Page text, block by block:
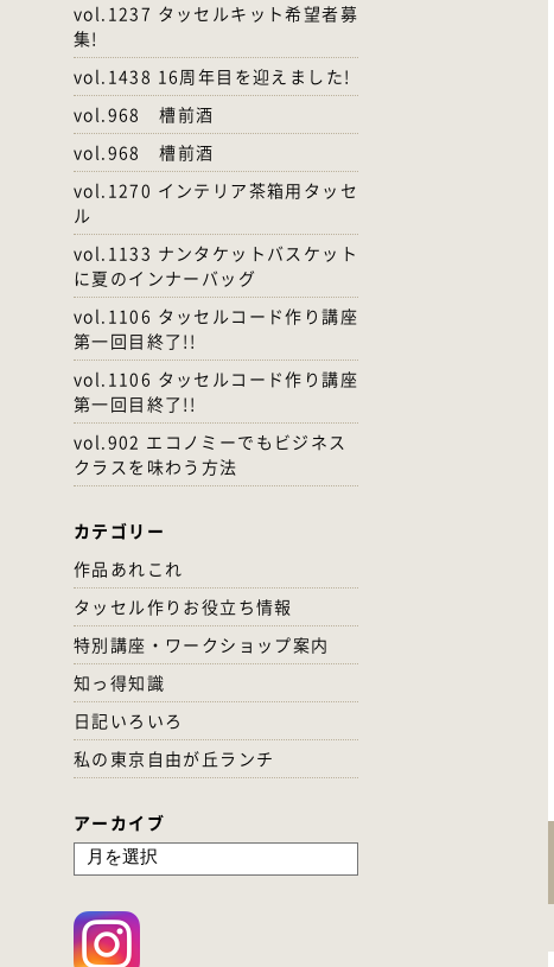
vol.1237 タッセルキット希望者募
集!
vol.1438 16周年目を迎えました!
vol.968 槽前酒
vol.968 槽前酒
vol.1270 インテリア茶箱用タッセ
ル
vol.1133 ナンタケットバスケット
に夏のインナーバッグ
vol.1106 タッセルコード作り講座
第一回目終了!!
vol.1106 タッセルコード作り講座
第一回目終了!!
vol.902 エコノミーでもビジネス
クラスを味わう方法
カテゴリー
作品あれこれ
タッセル作りお役立ち情報
特別講座・ワークショップ案内
知っ得知識
日記いろいろ
私の東京自由が丘ランチ
アーカイブ